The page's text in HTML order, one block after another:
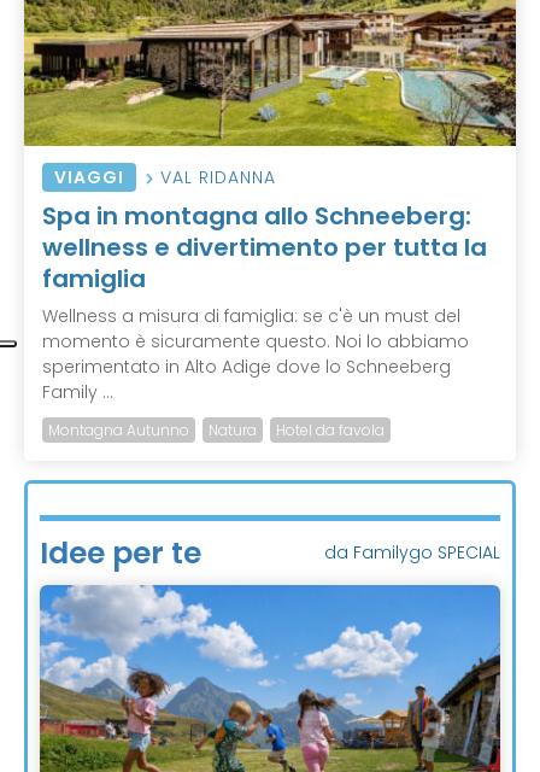
VIAGGI VAL RIDANNA
Spa in montagna allo Schneeberg:
wellness e divertimento per tutta la
famiglia
Wellness a misura di famiglia: se c'è un must del
momento è sicuramente questo. Noi lo abbiamo
sperimentato in Alto Adige dove lo Schneeberg
Family ...
Montagna Autunno Natura Hotel da favola
Idee per te da Familygo SPECIAL